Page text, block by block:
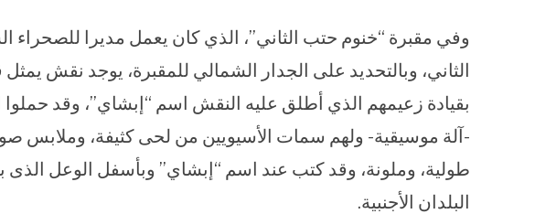
وفي مقبرة “خنوم حتب الثاني”، الذي كان يعمل مديرا
بقيادة زعيمهم الذي أطلق عليه النقش اسم “إبشاي”، وقد
-آلة موسيقية- ولهم سمات الأسيويين من لحى كثيفة،
طولية، وملونة، وقد كتب عند اسم “إبشاي” وبأسفل الوعل
البلدان الأجنبية.